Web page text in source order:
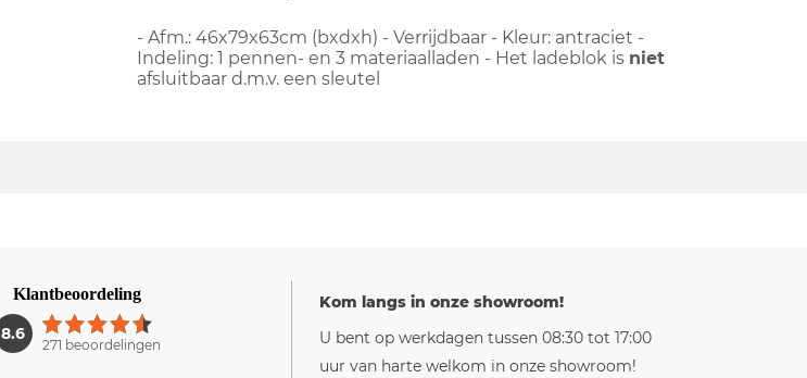
- Afm.: 46x79x63cm (bxdxh) - Verrijdbaar - Kleur: antraciet -
Indeling: 1 pennen- en 3 materiaalladen - Het ladeblok is niet
afsluitbaar d.m.v. een sleutel
Klantbeoordeling
8.6 1
271 beoordelingen
Kom langs in onze showroom!
U bent op werkdagen tussen 08:30 tot 17:00
uur van harte welkom in onze showroom!